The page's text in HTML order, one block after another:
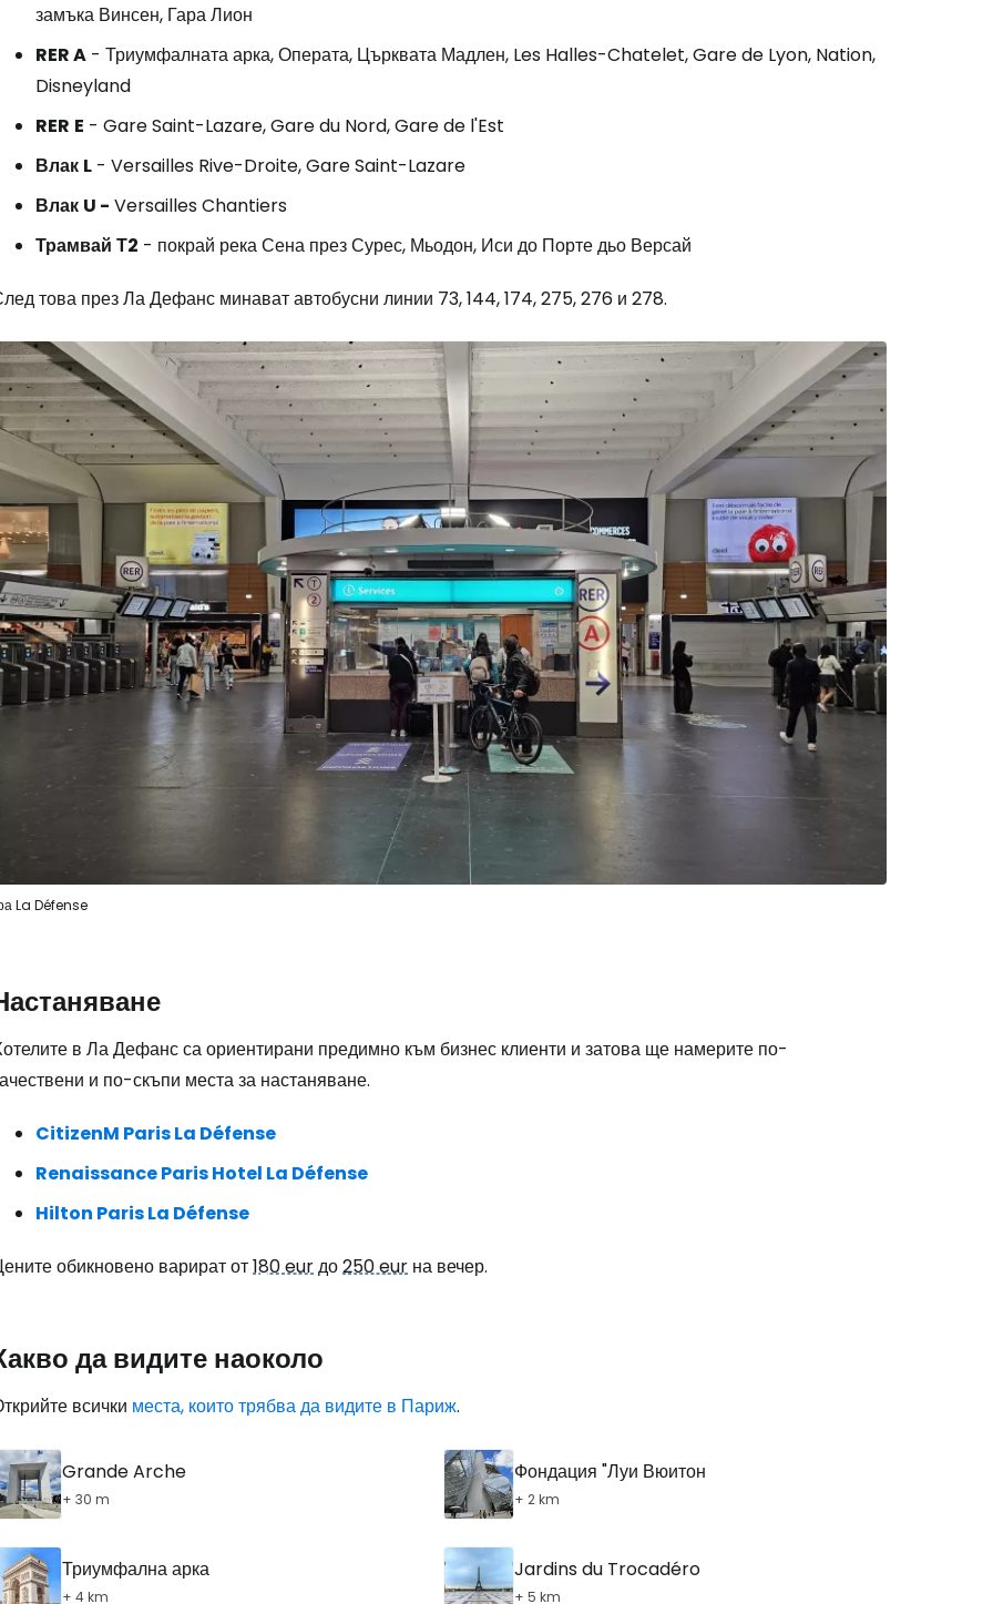
замъка Винсен, Гара Лион
RER A - Триумфалната арка, Операта, Църквата Мадлен, Les Halles-Chatelet, Gare de Lyon, Nation,
Disneyland
RER E - Gare Saint-Lazare, Gare du Nord, Gare de l'Est
Влак L - Versailles Rive-Droite, Gare Saint-Lazare
Влак U - Versailles Chantiers
Трамвай Т2 - покрай река Сена през Сурес, Мьодон, Иси до Порте дьо Версай
това през Ла Дефанс минават автобусни линии 73, 144, 174, 275, 276 и 278.
La Défense
в Ла Дефанс са ориентирани предимно към бизнес клиенти и затова ще намерите по-
и по-скъпи места за настаняване.
CitizenM Paris La Défense
Renaissance Paris Hotel La Défense
Hilton Paris La Défense
обикновено варират от180 eurдо250 eur на вечер.
да видите наоколо
всички места, които трябва да видите в Париж.
Grande Arche
+ 30 m
Фондация "Луи Вюитон
+ 2 km
Триумфална арка
+ 4 km
Jardins du Trocadéro
+ 5 km